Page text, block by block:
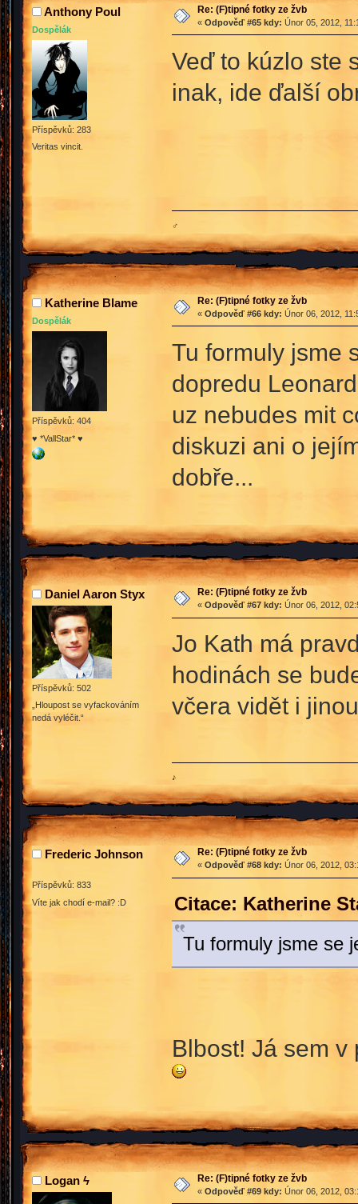
Anthony Poul
Dospělák
Příspěvků: 283
Veritas vincit.
Re: (F)tipné fotky ze žvb
« Odpověď #65 kdy: Únor 05, 2012,
Veď to kúzlo ste
inak, ide ďalší
♂
Katherine Blame
Dospělák
Příspěvků: 404
♥ *VallStar* ♥
Re: (F)tipné fotky ze žvb
« Odpověď #66 kdy: Únor 06, 2012,
Tu formuly jsme
dopredu
uz nebudes mit
diskuzi ani o
dobře...
Daniel Aaron Styx
Příspěvků: 502
„Hloupost se vyfackováním
nedá vyléčit.“
Re: (F)tipné fotky ze žvb
« Odpověď #67 kdy: Únor 06, 2012,
Jo Kath má
hodinách se
včera vidět i
♪
Frederic Johnson
Příspěvků: 833
Víte jak chodí e-mail? :D
Re: (F)tipné fotky ze žvb
« Odpověď #68 kdy: Únor 06, 2012,
Citace: Katherine
Tu formuly jsme se
Blbost! Já sem
Logan ϟ Re: (F)tipné fotky ze žvb
« Odpověď #69 kdy: Únor 06, 2012,